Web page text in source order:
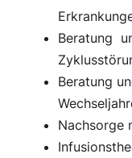
Beratung
Beratung
Nachsorge